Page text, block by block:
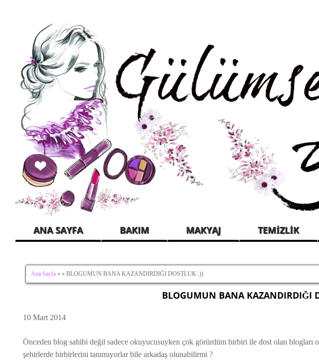
ANA SAYFA BAKIM MAKYAJ TEMİZLİK
Ana Sayfa » » BLOGUMUN BANA KAZANDIRDIĞI DOSTLUK :))
BLOGUMUN BANA KAZANDIRDIĞI
10 Mart 2014
Önceden blog sahibi değil sadece okuyucusuyken çok görürdüm birbiri ile dost olan blogları
şehirlerde birbirlerini tanımıyorlar bile arkadaş olunabilirmi ?